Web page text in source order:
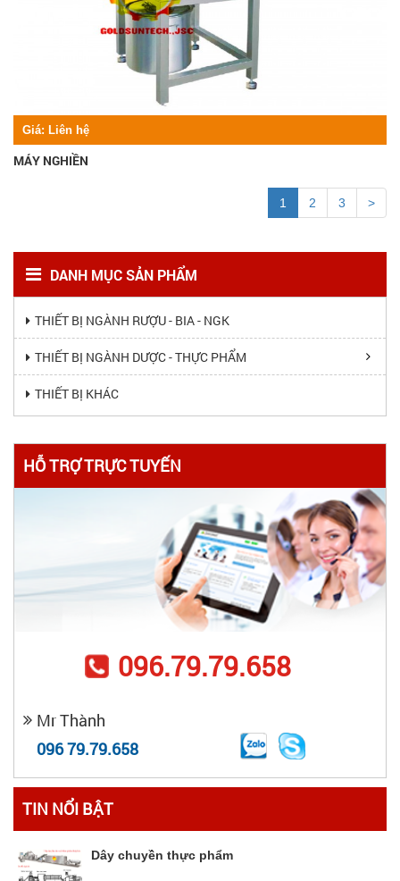
DANH MỤC SẢN PHẨM
THIẾT BỊ NGÀNH RƯỢU - BIA - NGK
THIẾT BỊ NGÀNH DƯỢC - THỰC PHẨM
THIẾT BỊ KHÁC
HỖ TRỢ TRỰC TUYẾN
096.79.79.658
Mr Thành
096 79.79.658
TIN NỔI BẬT
Dây chuyền thực phẩm
Giá: Liên hệ
MÁY NGHIỀN
1 2 3 >